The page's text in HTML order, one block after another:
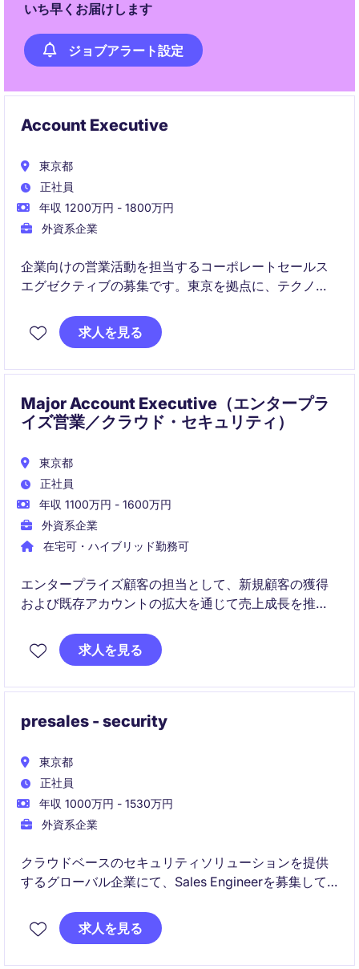
いち早くお届けします
ジョブアラート設定
Account Executive
東京都
正社員
年収 1200万円 - 1800万円
外資系企業
企業向けの営業活動を担当するコーポレートセールス
エグゼクティブの募集です。東京を拠点に、テクノロ
す。
求人を見る
Major Account Executive（エンタープラ
イズ営業／クラウド・セキュリティ）
東京都
正社員
年収 1100万円 - 1600万円
外資系企業
在宅可・ハイブリッド勤務可
エンタープライズ顧客の担当として、新規顧客の獲得
および既存アカウントの拡大を通じて売上成長を推進
求人を見る
presales - security
東京都
正社員
年収 1000万円 - 1530万円
外資系企業
クラウドベースのセキュリティソリューションを提供
するグローバル企業にて、Sales Engineerを募集して
売パートナー・営業チームと連携し、提案活動から導
入支援まで幅広く活躍できるポジションです。
求人を見る